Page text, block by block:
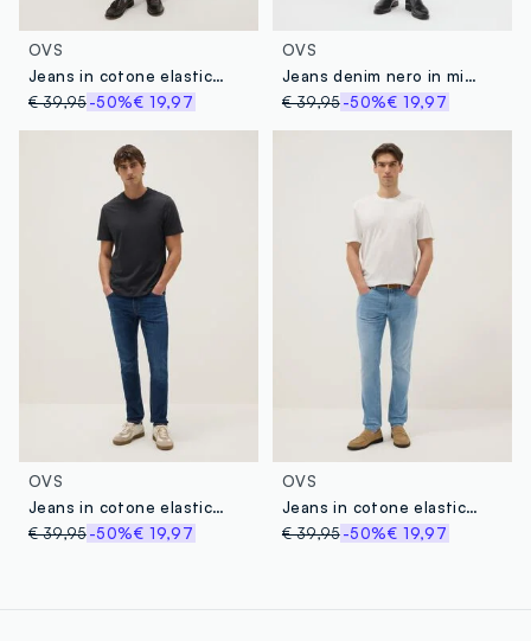
OVS
Jeans in cotone elasticizzato blu skinny fit
€ 39,95-50%€ 19,97
OVS
Jeans denim nero in misto cotone skinny fit
€ 39,95 -50%€ 19,97
OVS
Jeans in cotone elasticizzato blu skinny fit
€ 39,95-50%€ 19,97
OVS
Jeans in cotone elasticizzato azzurro skinny fit
€ 39,95 -50%€ 19,97